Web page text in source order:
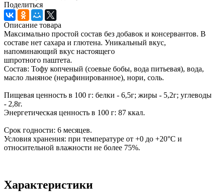
Поделиться
Описание товара
Максимально простой состав без добавок и консервантов. В
составе нет сахара и глютена. Уникальный вкус,
напоминающий вкус настоящего
шпротного паштета.
Состав: Тофу копченый (соевые бобы, вода питьевая), вода,
масло льняное (нерафинированное), нори, соль.
Пищевая ценность в 100 г: белки - 6,5г; жиры - 5,2г; углеводы
- 2,8г.
Энергетическая ценность в 100 г: 87 ккал.
Срок годности: 6 месяцев.
Условия хранения: при температуре от +0 до +20°C и
относительной влажности не более 75%.
Характеристики